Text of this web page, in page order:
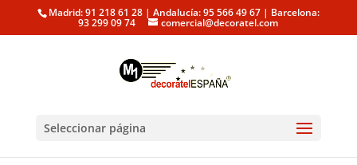
Madrid: 91 218 61 28 | Andalucía: 95 566 49 67 | Barcelona:
93 299 09 74 comercial@decoratel.com
Seleccionar página